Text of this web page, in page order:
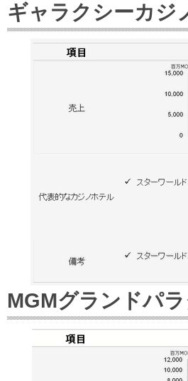
ギャラクシーカジ
MGMグランドパ